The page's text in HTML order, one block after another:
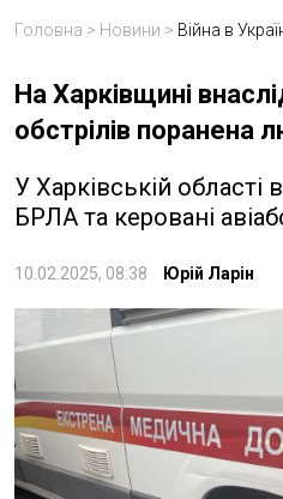
Головна > Новини > Війна в
На Харківщині
обстрілів поранена
У Харківській області
БРЛА та керовані
10.02.2025, 08:38 Юрій Ларін